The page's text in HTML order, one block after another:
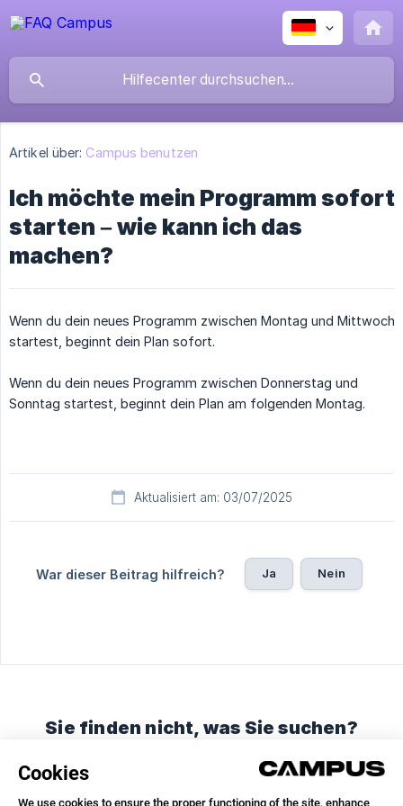
Artikel über: Campus benutzen
Ich möchte mein Programm sofort
starten – wie kann ich das
machen?
Wenn du dein neues Programm zwischen Montag und Mittwoch
startest, beginnt dein Plan sofort.
Wenn du dein neues Programm zwischen Donnerstag und
Sonntag startest, beginnt dein Plan am folgenden Montag.
Aktualisiert am: 03/07/2025
War dieser Beitrag hilfreich? Ja Nein
Sie finden nicht, was Sie suchen?
Chatten Sie mit uns oder schicken Sie eine E-Mail